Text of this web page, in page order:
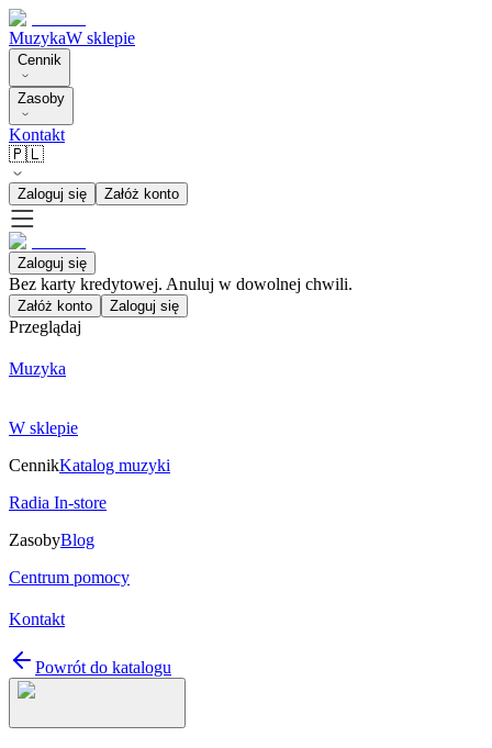
MuzykaW sklepie
Cennik
Zasoby
Kontakt
🇵🇱
Zaloguj się Załóż konto
Zaloguj się
Bez karty kredytowej. Anuluj w dowolnej chwili.
Załóż konto Zaloguj się
Przeglądaj
Muzyka
W sklepie
CennikKatalog muzyki
Radia In-store
ZasobyBlog
Centrum pomocy
Kontakt
Powrót do katalogu